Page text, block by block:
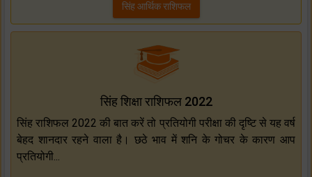
सिंह आर्थिक राशिफल
सिंह शिक्षा राशिफल 2022
सिंह राशिफल 2022 की बात करें तो प्रतियोगी परीक्षा की दृष्टि से यह वर्ष
बेहद शानदार रहने वाला है। छठे भाव में शनि के गोचर के कारण आप
प्रतियोगी...